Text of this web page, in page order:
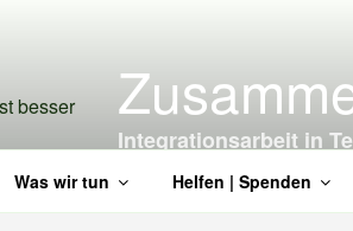
Integrationsarbeit in
Was wir tun Helfen | Spenden